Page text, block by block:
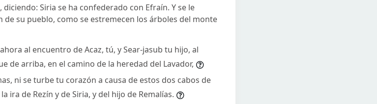
diciendo: Siria se ha confederado con Efraín. Y se le
de su pueblo, como se estremecen los árboles del monte
al encuentro de Acaz, tú, y Sear-jasub tu hijo, al
de arriba, en el camino de la heredad del Lavador,
ni se turbe tu corazón a causa de estos dos cabos de
ira de Rezín y de Siria, y del hijo de Remalías.